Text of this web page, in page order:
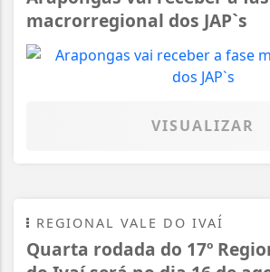
macrorregional dos JAP`s
VISUALIZAR
REGIONAL VALE DO IVAÍ
Quarta rodada do 17º